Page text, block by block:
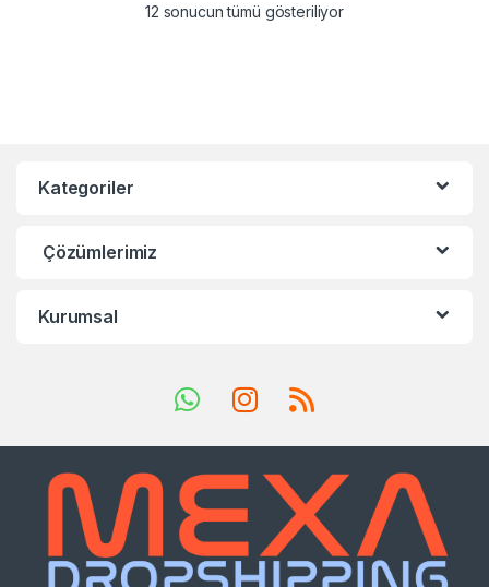
12 sonucun tümü gösteriliyor
Kategoriler
Çözümlerimiz
Kurumsal